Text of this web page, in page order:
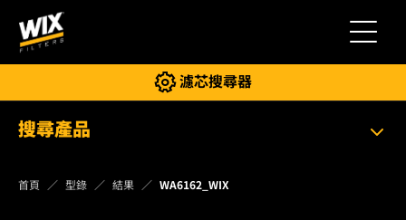
切換導航
濾芯搜尋器
搜尋產品
首頁 型錄 結果 WA6162_WIX